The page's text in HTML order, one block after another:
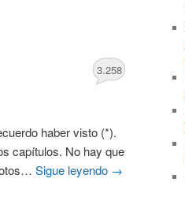
3.258
haber visto (*).
capítulos. No hay que
Sigue leyendo →